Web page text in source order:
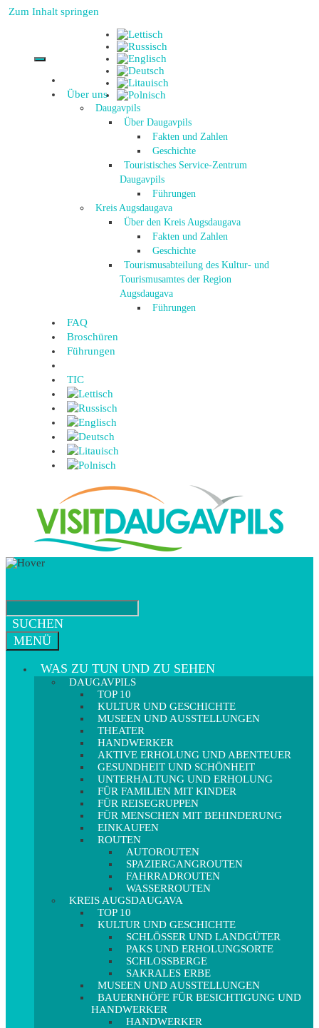
Zum Inhalt springen
Über uns
Daugavpils
Über Daugavpils
Fakten und Zahlen
Geschichte
Touristisches Service-Zentrum
Daugavpils
Führungen
Kreis Augsdaugava
Über den Kreis Augsdaugava
Fakten und Zahlen
Geschichte
Tourismusabteilung des Kultur- und
Tourismusamtes der Region
Augsdaugava
Führungen
FAQ
Broschüren
Führungen
TIC
SUCHEN
MENÜ
WAS ZU TUN UND ZU SEHEN
DAUGAVPILS
TOP 10
KULTUR UND GESCHICHTE
MUSEEN UND AUSSTELLUNGEN
THEATER
HANDWERKER
AKTIVE ERHOLUNG UND ABENTEUER
GESUNDHEIT UND SCHÖNHEIT
UNTERHALTUNG UND ERHOLUNG
FÜR FAMILIEN MIT KINDER
FÜR REISEGRUPPEN
FÜR MENSCHEN MIT BEHINDERUNG
EINKAUFEN
ROUTEN
AUTOROUTEN
SPAZIERGANGROUTEN
FAHRRADROUTEN
WASSERROUTEN
KREIS AUGSDAUGAVA
TOP 10
KULTUR UND GESCHICHTE
SCHLÖSSER UND LANDGÜTER
PAKS UND ERHOLUNGSORTE
SCHLOSSBERGE
SAKRALES ERBE
MUSEEN UND AUSSTELLUNGEN
BAUERNHÖFE FÜR BESICHTIGUNG UND
HANDWERKER
HANDWERKER